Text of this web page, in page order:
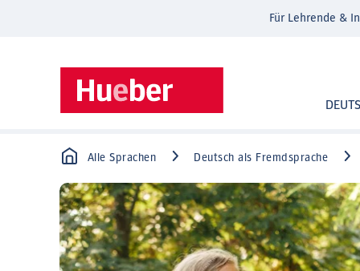
Für Lehrende &
Alle Sprachen Deutsch als Fremdsprache